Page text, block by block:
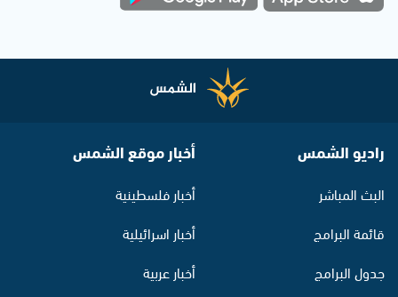
راديو الشمس
البث المباشر
قائمة البرامج
جدول البرامج
أخبار موقع الشمس
أخبار فلسطينية
أخبار اسرائيلية
أخبار عربية